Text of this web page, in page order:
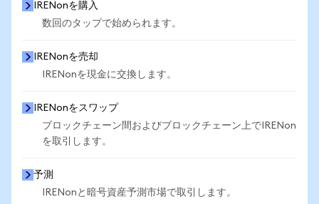
IRENonを購入
数回のタップで始められます。
IRENonを売却
IRENonを現金に交換します。
IRENonをスワップ
ブロックチェーン間およびブロックチェーン上でIRENon
を取引します。
予測
IRENonと暗号資産予測市場で取引します。